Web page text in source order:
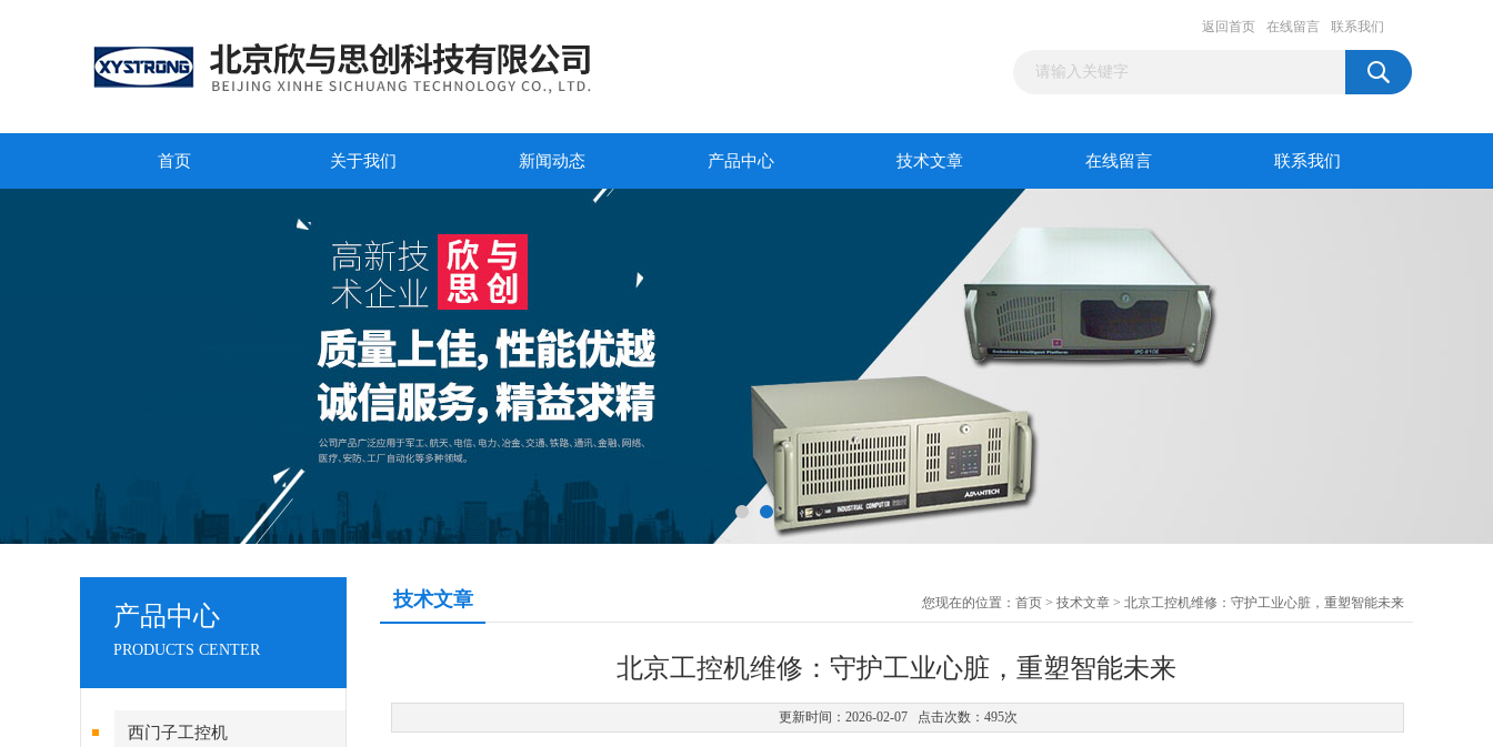
返回首页 在线留言 联系我们
首页 关于我们 新闻动态 产品中心 技术文章 在线留言 联系我们
产品中心
PRODUCTS CENTER
西门子工控机
技术文章 您现在的位置： 首页 > 技术文章 > 北京工控机维修：守护工业心脏，重塑智能未来
北京工控机维修：守护工业心脏，重塑智能未来
更新时间：2026-02-07 点击次数：495次